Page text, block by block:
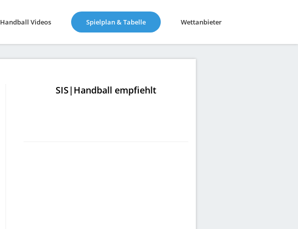
Handball Videos Spielplan & Tabelle(current) Wettanbieter
SIS|Handball empfiehlt